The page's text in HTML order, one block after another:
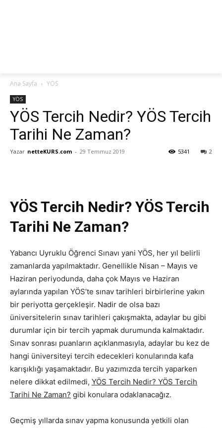
Ana Sayfa YÖS
YÖS
YÖS Tercih Nedir? YÖS Tercih
Tarihi Ne Zaman?
Yazar netteKURS.com - 29 Temmuz 2019 2
5341
YÖS Tercih Nedir? YÖS Tercih
Tarihi Ne Zaman?
Yabancı Uyruklu Öğrenci Sınavı yani YÖS, her yıl belirli
zamanlarda yapılmaktadır. Genellikle Nisan – Mayıs ve
Haziran periyodunda, daha çok Mayıs ve Haziran
aylarında yapılan YÖS’te sınav tarihleri birbirlerine yakın
bir periyotta gerçekleşir. Nadir de olsa bazı
üniversitelerin sınav tarihleri çakışmakta, adaylar bu gibi
durumlar için bir tercih yapmak durumunda kalmaktadır.
Sınav sonrası puanların açıklanmasıyla, adaylar bu kez de
hangi üniversiteyi tercih edecekleri konularında kafa
karışıklığı yaşamaktadır. Bu yazımızda tercih yaparken
nelere dikkat edilmedi, YÖS Tercih Nedir? YÖS Tercih
Tarihi Ne Zaman? gibi konulara odaklanacağız.
Geçmiş yıllarda sınav yapma konusunda yetkili olan